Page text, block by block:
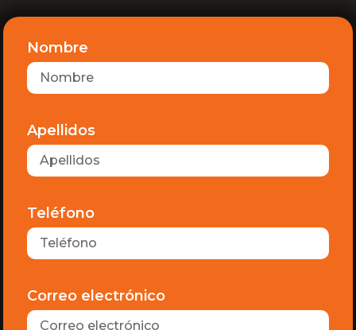
Nombre
Apellidos
Teléfono
Correo electrónico